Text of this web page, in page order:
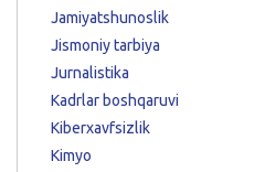
Jamiyatshunoslik
Jismoniy tarbiya
Jurnalistika
Kadrlar boshqaruvi
Kiberxavfsizlik
Kimyo